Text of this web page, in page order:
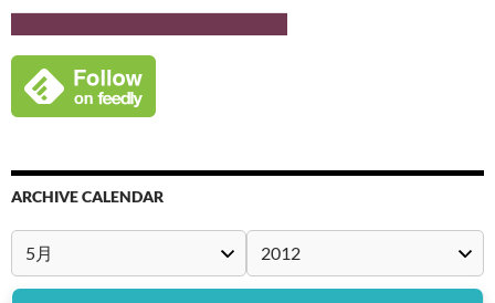
ARCHIVE CALENDAR